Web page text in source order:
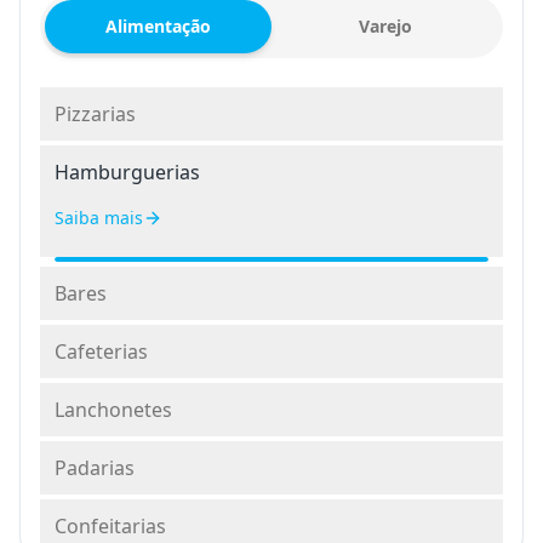
Alimentação Varejo
Pizzarias
Hamburguerias
Saiba mais
Bares
Cafeterias
Lanchonetes
Padarias
Confeitarias